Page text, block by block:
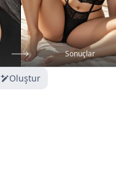
Sonuçlar
Oluştur